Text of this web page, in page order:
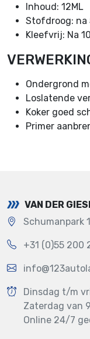
Inhoud: 12ML
Stofdroog: na
Kleefvrij: Na
Ondergrond
Loslatende
Koker goed
Primer
VAN DER
Schumanpark
+31 (0)55 200
Dinsdag t/m
Zaterdag van
Online 24/7